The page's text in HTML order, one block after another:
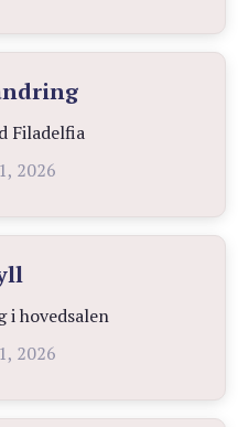
Filadelfia
2026
i hovedsalen
2026